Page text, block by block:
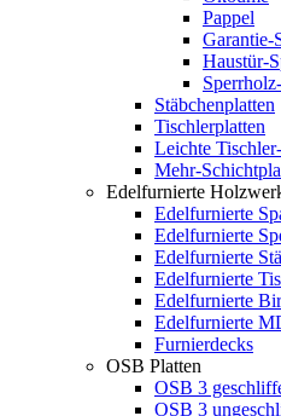
Pappel
Garantie-
Haustür-
Stäbchenplatten
Tischlerplatten
Leichte
Mehr-
Edelfurnierte
Edelfurnierte
Edelfurnierte
Edelfurnierte
Edelfurnierte
Edelfurnierte
Edelfurnierte
Furnierdecks
OSB Platten
OSB 3
OSB 3